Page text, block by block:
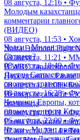
08 августа, 12:16 •
Молодым
комментарии
(ВИДЕО)
08 августа, 11:53 •
Naiza Diamond Fight
08 августа, 11:21 •
В WBC
Нурсултанов - Рамос
08 августа, 11:08 •
Неймар остался без
бразильца
08 августа, 10:11 •
Елена Рыбакина
07 августа, 23:14 •
Челси - Милан: видео
Сатпаев?
08 августа, 18:49 •
Дастан Сатпаев в
смотреть
08 августа, 16:28 •
Чемпион Европы,
новым тренером
06 августа, 22:00 •
Челси - Милан: